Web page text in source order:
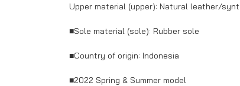
Upper material (upper): Natural leather/
■Sole material (sole): Rubber sole
■Country of origin: Indonesia
■2022 Spring & Summer model